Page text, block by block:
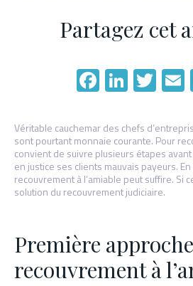
Partagez cet
Facebook
Véritable cauchemar des chefs
sont pourtant monnaie courante. Pour
convient de suivre plusieurs étapes
en justice ses clients mauvais payeurs.
recouvrement à l’amiable peut suffire. Si
solution du recouvrement judiciaire.
Première
recouvrement à